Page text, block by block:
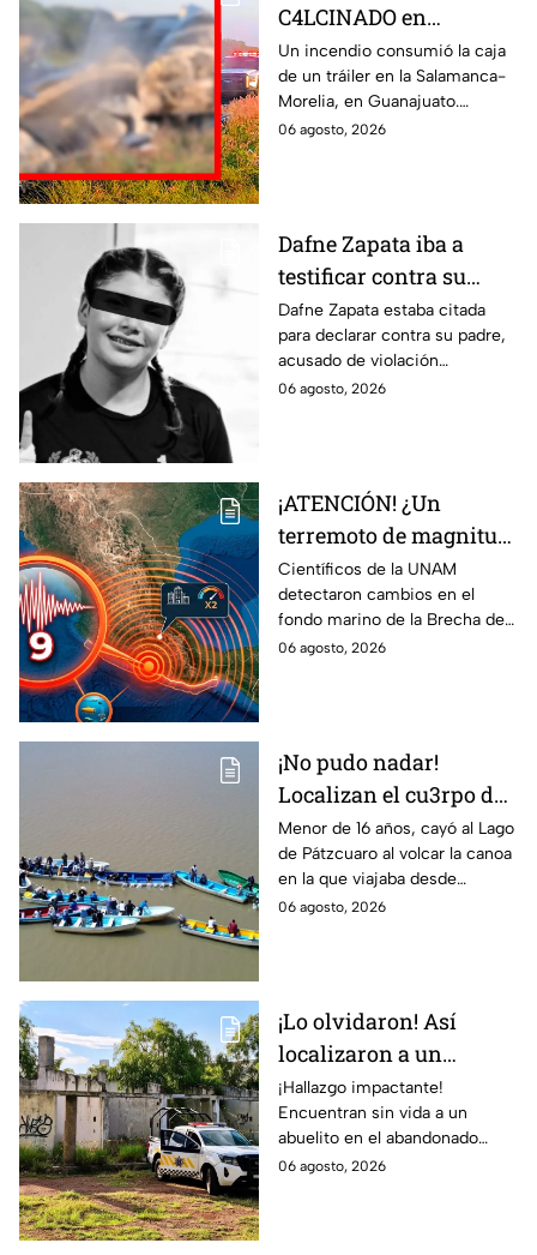
C4LCINADO en
carretera de
Guanajuato; fuego dejó
la caja seca en pérdida
total
Un incendio consumió la caja
de un tráiler en la Salamanca-
Morelia, en Guanajuato.
Imágenes muestran cómo el
06 agosto, 2026
Dafne Zapata iba a
testificar contra su
padre por 4buso s3xual
previo a ser víctim4 de
f3minicidio
Dafne Zapata estaba citada
para declarar contra su padre,
acusado de violación
equiparada. Tras su
06 agosto, 2026
¡ATENCIÓN! ¿Un
terremoto de magnitud
9 en México? El
hallazgo que encendió
la ALERTA sobre la
Brecha de Guerrero
Científicos de la UNAM
detectaron cambios en el
fondo marino de la Brecha de
Guerrero, una zona sísmica
06 agosto, 2026
¡No pudo nadar!
Localizan el cu3rpo de
joven de 16 años s1n
v1da en Lago tras
accidente en su canoa
Menor de 16 años, cayó al Lago
de Pátzcuaro al volcar la canoa
en la que viajaba desde
Janitzio.
06 agosto, 2026
¡Lo olvidaron! Así
localizaron a un
abuelito S1N V1DA que
se refugiaba en este
mercado abandonado
de Salamanca
¡Hallazgo impactante!
Encuentran sin vida a un
abuelito en el abandonado
Mercado del Sol de Salamanca.
06 agosto, 2026